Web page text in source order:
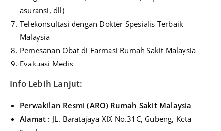
asuransi, dll)
Telekonsultasi dengan Dokter Spesialis Terbaik
Malaysia
Pemesanan Obat di Farmasi Rumah Sakit Malaysia
Evakuasi Medis
Info Lebih Lanjut:
Perwakilan Resmi (ARO) Rumah Sakit Malaysia
Alamat : JL. Baratajaya XIX No.31C, Gubeng, Kota